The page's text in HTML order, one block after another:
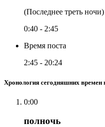
(Последнее треть ночи)
0:40 - 2:45
Время поста
2:45 - 20:24
Хронология сегодняшних времен
0:00
полночь